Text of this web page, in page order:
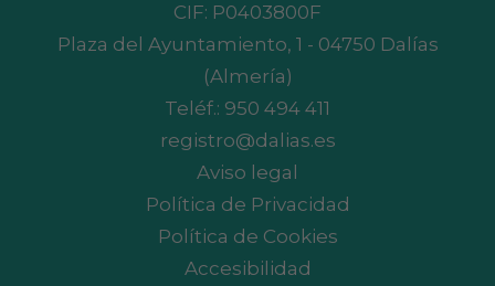
CIF: P0403800F
Plaza del Ayuntamiento, 1 - 04750 Dalías
(Almería)
Teléf.: 950 494 411
registro@dalias.es
Aviso legal
Política de Privacidad
Política de Cookies
Accesibilidad